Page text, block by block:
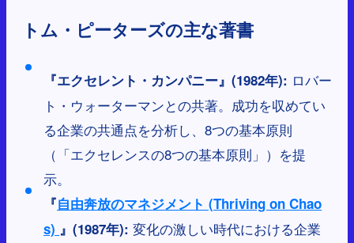
トム・ピーターズの主な著書
『エクセレント・カンパニー』(1982年): ロバー
ト・ウォーターマンとの共著。成功を収めてい
る企業の共通点を分析し、8つの基本原則
（「エクセレンスの8つの基本原則」）を提
示。
『自由奔放のマネジメント (Thriving on Chao
s) 』(1987年): 変化の激しい時代における企業